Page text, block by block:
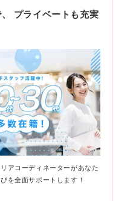
プライベートも充実
アコーディネーターがあなた
を全面サポートします！